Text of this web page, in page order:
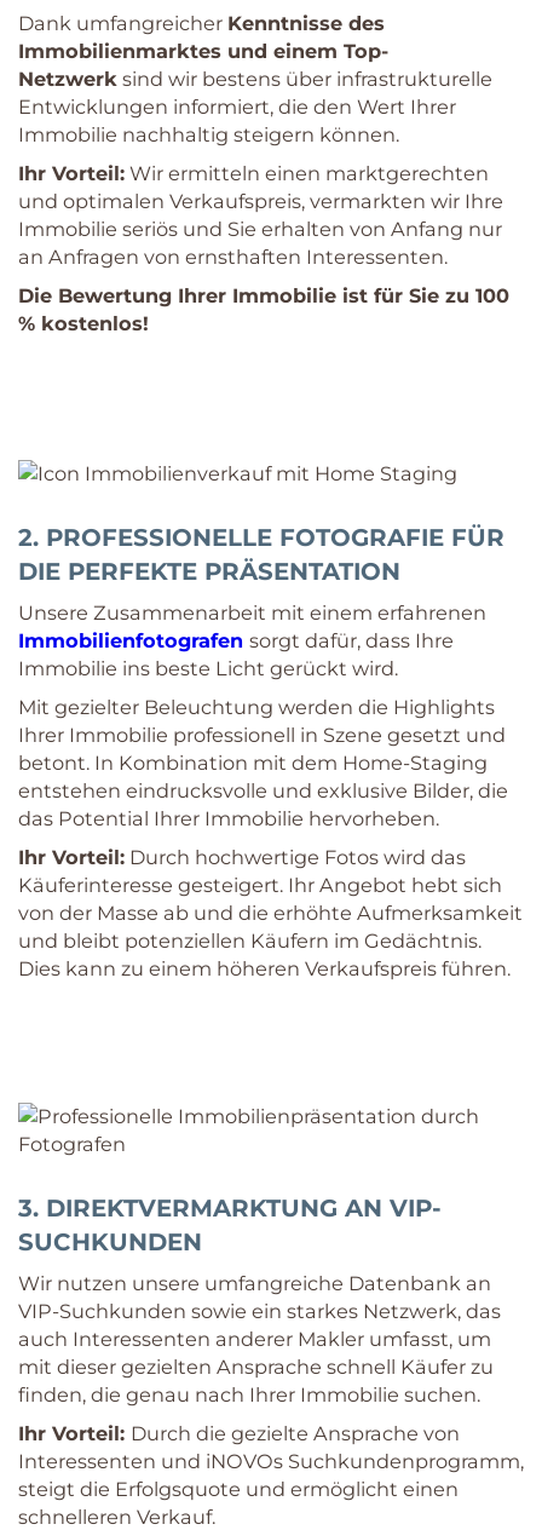
Dank umfangreicher Kenntnisse des
Immobilienmarktes und einem Top-
Netzwerk sind wir bestens über infrastrukturelle
Entwicklungen informiert, die den Wert Ihrer
Immobilie nachhaltig steigern können.
Ihr Vorteil: Wir ermitteln einen marktgerechten
und optimalen Verkaufspreis, vermarkten wir Ihre
Immobilie seriös und Sie erhalten von Anfang nur
an Anfragen von ernsthaften Interessenten.
Die Bewertung Ihrer Immobilie ist für Sie zu 100
% kostenlos!
2. PROFESSIONELLE FOTOGRAFIE FÜR
DIE PERFEKTE PRÄSENTATION
Unsere Zusammenarbeit mit einem erfahrenen
Immobilienfotografen sorgt dafür, dass Ihre
Immobilie ins beste Licht gerückt wird.
Mit gezielter Beleuchtung werden die Highlights
Ihrer Immobilie professionell in Szene gesetzt und
betont. In Kombination mit dem Home-Staging
entstehen eindrucksvolle und exklusive Bilder, die
das Potential Ihrer Immobilie hervorheben.
Ihr Vorteil: Durch hochwertige Fotos wird das
Käuferinteresse gesteigert. Ihr Angebot hebt sich
von der Masse ab und die erhöhte Aufmerksamkeit
und bleibt potenziellen Käufern im Gedächtnis.
Dies kann zu einem höheren Verkaufspreis führen.
3. DIREKTVERMARKTUNG AN VIP-
SUCHKUNDEN
Wir nutzen unsere umfangreiche Datenbank an
VIP-Suchkunden sowie ein starkes Netzwerk, das
auch Interessenten anderer Makler umfasst, um
mit dieser gezielten Ansprache schnell Käufer zu
finden, die genau nach Ihrer Immobilie suchen.
Ihr Vorteil: Durch die gezielte Ansprache von
Interessenten und iNOVOs Suchkundenprogramm,
steigt die Erfolgsquote und ermöglicht einen
schnelleren Verkauf.